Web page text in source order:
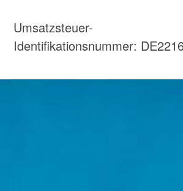
Umsatzsteuer-
Identifikationsnummer: